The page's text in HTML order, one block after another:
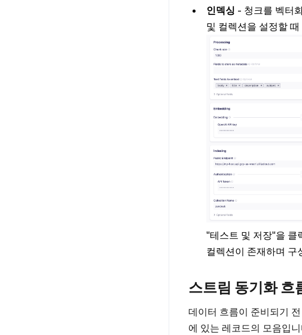
인덱싱 - 청크를 벡터
및 컬렉션을 설정할
"테스트 및 저장"을 클
컬렉션이 존재하며 구
스트림 동기화 흐
데이터 흐름이 준비되기
에 있는 레코드의 모음입